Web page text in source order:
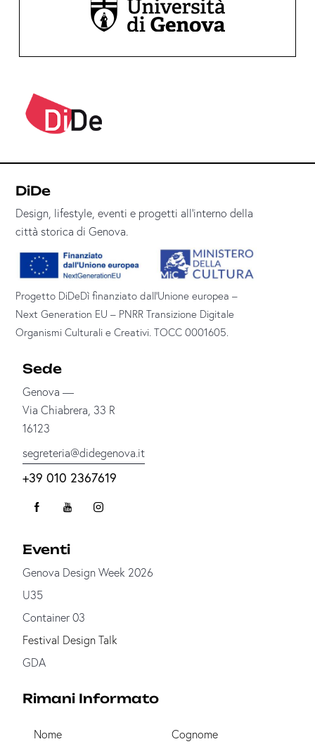
DiDe
Design, lifestyle, eventi e progetti all’interno della
città storica di Genova.
Progetto DiDeDì finanziato dall’Unione europea –
Next Generation EU – PNRR Transizione Digitale
Organismi Culturali e Creativi. TOCC 0001605.
Sede
Genova —
Via Chiabrera, 33 R
16123
segreteria@didegenova.it
+39 010 2367619
Eventi
Genova Design Week 2026
U35
Container 03
Festival Design Talk
GDA
Rimani Informato
Nome Cognome